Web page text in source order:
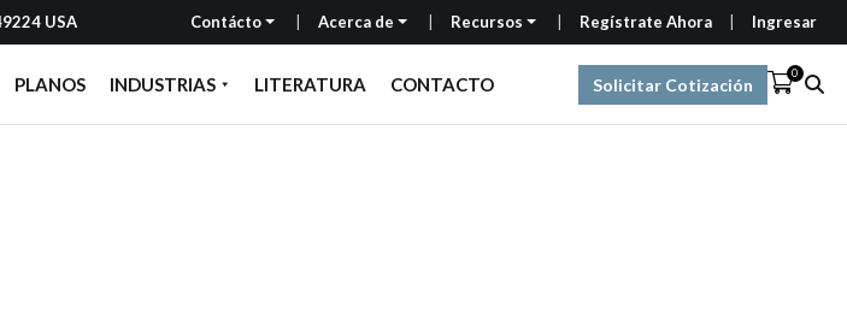
USA Contácto Acerca de Recursos Regístrate Ahora Ingresar
PLANOS INDUSTRIAS LITERATURA CONTACTO Solicitar Cotización
0